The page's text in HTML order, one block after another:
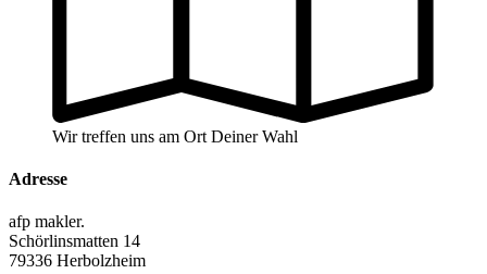
Wir treffen uns am Ort Deiner Wahl
Adresse
afp makler.
Schörlinsmatten 14
79336 Herbolzheim